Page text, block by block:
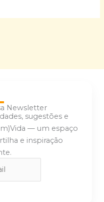
Newsletter
sugestões e
— um espaço
e inspiração